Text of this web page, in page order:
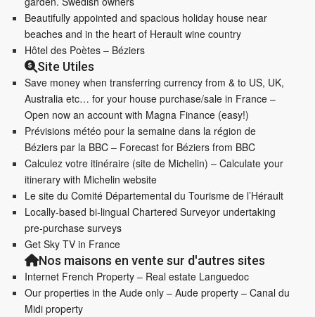
Beautifully appointed and spacious holiday house near
beaches and in the heart of Herault wine country
Hôtel des Poètes – Béziers
Site Utiles
Save money when transferring currency from & to US, UK,
Australia etc… for your house purchase/sale in France –
Open now an account with Magna Finance (easy!)
Prévisions météo pour la semaine dans la région de
Béziers par la BBC – Forecast for Béziers from BBC
Calculez votre itinéraire (site de Michelin) – Calculate your
itinerary with Michelin website
Le site du Comité Départemental du Tourisme de l’Hérault
Locally-based bi-lingual Chartered Surveyor undertaking
pre-purchase surveys
Get Sky TV in France
Nos maisons en vente sur d'autres sites
Internet French Property – Real estate Languedoc
Our properties in the Aude only – Aude property – Canal du
Midi property